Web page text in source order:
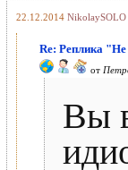
22.12.2014 NikolaySOLO
Re: Реплика
от
Вы